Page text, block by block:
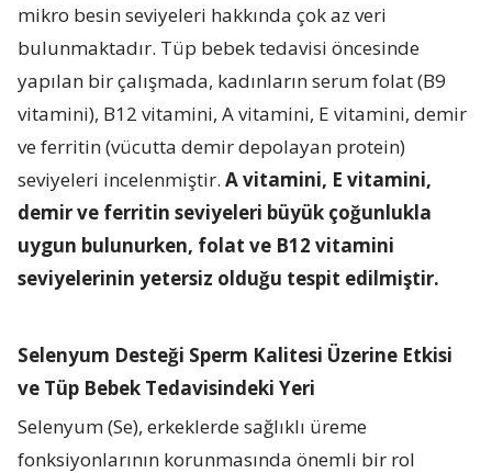
mikro besin seviyeleri hakkında çok az veri
bulunmaktadır. Tüp bebek tedavisi öncesinde
yapılan bir çalışmada, kadınların serum folat (B9
vitamini), B12 vitamini, A vitamini, E vitamini, demir
ve ferritin (vücutta demir depolayan protein)
seviyeleri incelenmiştir.A vitamini, E vitamini,
demir ve ferritin seviyeleri büyük çoğunlukla
uygun bulunurken, folat ve B12 vitamini
seviyelerinin yetersiz olduğu tespit edilmiştir.
Selenyum Desteği Sperm Kalitesi Üzerine Etkisi
ve Tüp Bebek Tedavisindeki Yeri
Selenyum (Se), erkeklerde sağlıklı üreme
fonksiyonlarının korunmasında önemli bir rol